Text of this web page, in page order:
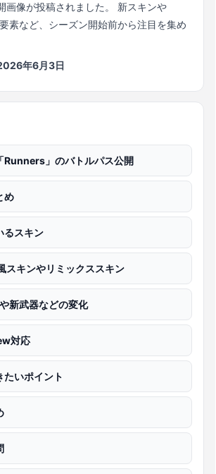
画像が投稿されました。 新スキンや
素など、シーズン開始前から注目を集め
年6月3日
Runners」のバトルパス公開
め
るスキン
キンやリミックススキン
新武器などの変化
対応
たいポイント